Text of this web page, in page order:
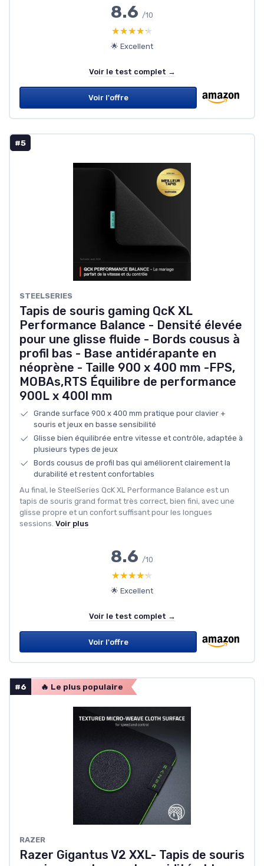
8.6 /10
★★★★★
★★★★★
🌟 Excellent
Voir le test complet →
Voir l'offre
#5
STEELSERIES
Tapis de souris gaming QcK XL
Performance Balance - Densité élevée
pour une glisse fluide - Bords cousus à
profil bas - Base antidérapante en
néoprène - Taille 900 x 400 mm -FPS,
MOBAs,RTS Équilibre de performance
900L x 400l mm
Grande surface 900 x 400 mm pratique pour clavier +
souris et jeux en basse sensibilité
Glisse bien équilibrée entre vitesse et contrôle, adaptée à
plusieurs types de jeux
Bords cousus de profil bas qui améliorent clairement la
durabilité et restent confortables
Au final, le SteelSeries QcK XL Performance Balance est un
tapis de souris grand format très correct, bien fini, avec une
glisse propre et un confort suffisant pour les longues
sessions. Voir plus
8.6 /10
★★★★★
★★★★★
🌟 Excellent
Voir le test complet →
Voir l'offre
#6 🔥 Le plus populaire
RAZER
Razer Gigantus V2 XXL- Tapis de souris